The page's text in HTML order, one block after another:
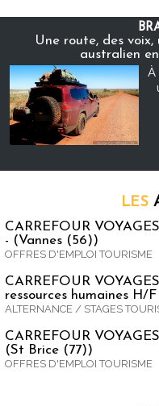
Une route, des
australien
À
LES
CARREFOUR
- (Vannes (56))
OFFRES D'EMPLOI TOURISME
CARREFOUR
ressources humaines H/
ALTERNANCE / STAGES
CARREFOUR
(St Brice (77))
OFFRES D'EMPLOI TOURISME